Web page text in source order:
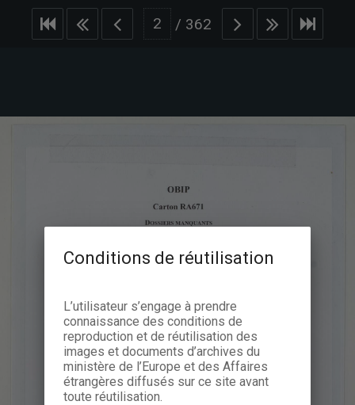
/ 362
Conditions de réutilisation
L’utilisateur s’engage à prendre
connaissance des conditions de
reproduction et de réutilisation des
images et documents d’archives du
ministère de l’Europe et des Affaires
étrangères diffusés sur ce site avant
toute réutilisation.